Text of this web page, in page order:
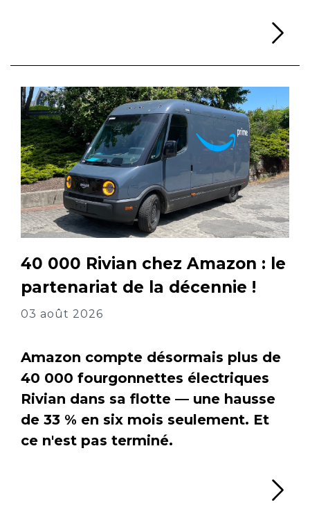
40 000 Rivian chez Amazon : le
partenariat de la décennie !
03 août 2026
Amazon compte désormais plus de
40 000 fourgonnettes électriques
Rivian dans sa flotte — une hausse
de 33 % en six mois seulement. Et
ce n'est pas terminé.